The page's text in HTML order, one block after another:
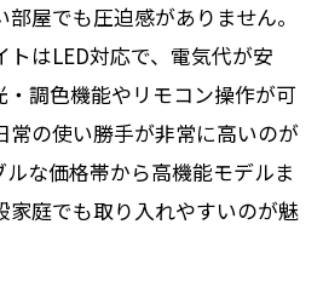
屋でも圧迫感がありません。
はLED対応で、電気代が安
・調色機能やリモコン操作が可
常の使い勝手が非常に高いのが
な価格帯から高機能モデルま
家庭でも取り入れやすいのが魅